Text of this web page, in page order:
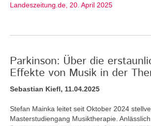
Landeszeitung.de, 20. April 2025
Parkinson: Über die
Effekte von Musik in der
Sebastian Kiefl, 11.04.2025
Stefan Mainka leitet seit Oktober 2024
Masterstudiengang Musiktherapie.